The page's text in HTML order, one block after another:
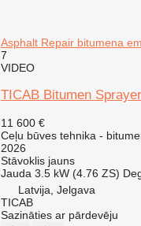
Asphalt Repair bitumena
7
VIDEO
TICAB Bitumen
11 600 €
Ceļu būves tehnika -
2026
Stāvoklisjauns
Jauda 3.5 kW (4.76 ZS)
Latvija, Jelgava
TICAB
Sazināties ar pārdevēju